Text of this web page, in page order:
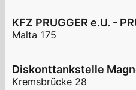
Malta 175
Diskonttankstelle
Kremsbrücke 28